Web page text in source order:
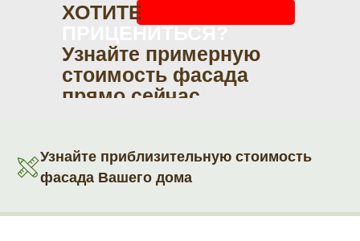
ХОТИТЕ
Узнайте примерную
стоимость фасада
прямо сейчас
Узнайте приблизительную стоимость
фасада Вашего дома